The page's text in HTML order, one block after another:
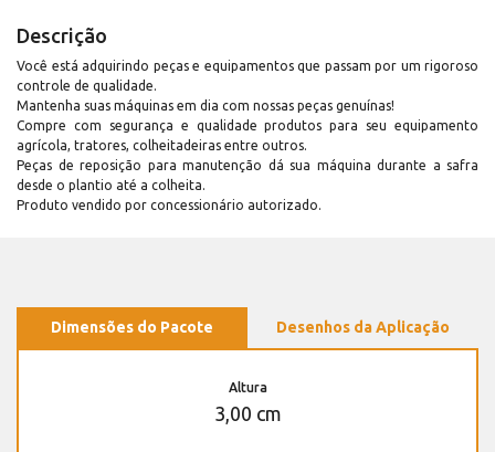
Descrição
Você está adquirindo peças e equipamentos que passam por um rigoroso
controle de qualidade.
Mantenha suas máquinas em dia com nossas peças genuínas!
Compre com segurança e qualidade produtos para seu equipamento
agrícola, tratores, colheitadeiras entre outros.
Peças de reposição para manutenção dá sua máquina durante a safra
desde o plantio até a colheita.
Produto vendido por concessionário autorizado.
Dimensões do Pacote Desenhos da Aplicação
Altura
3,00 cm